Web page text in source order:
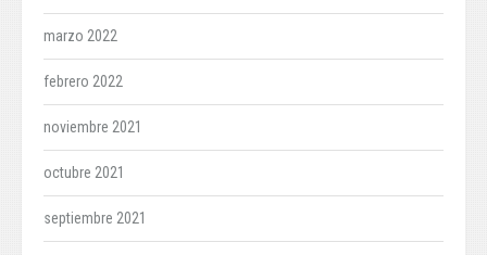
marzo 2022
febrero 2022
noviembre 2021
octubre 2021
septiembre 2021